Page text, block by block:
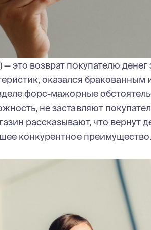
— это возврат покупателю
оказался
форс-мажорные
не заставляют
рассказывают, что вернут
конкурентное преимущество.